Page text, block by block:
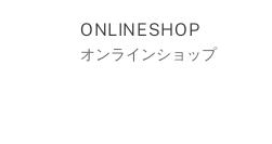
ONLINESHOP
オンラインショップ